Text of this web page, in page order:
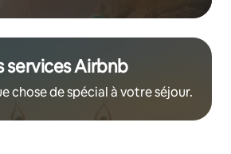
services Airbnb
chose de spécial à votre séjour.